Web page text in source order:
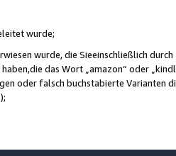
wurde;
wurde, die Sieeinschließlich durch
das Wort „amazon“ oder
oder falsch buchstabierte Varianten